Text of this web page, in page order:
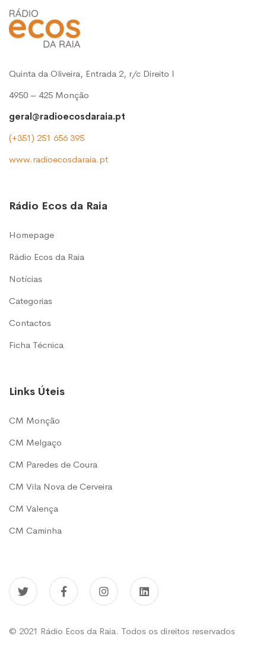
Quinta da Oliveira, Entrada 2, r/c Direito l
4950 – 425 Monção
geral@radioecosdaraia.pt
(+351) 251 656 395
www.radioecosdaraia.pt
Rádio Ecos da Raia
Homepage
Rádio Ecos da Raia
Notícias
Categorias
Contactos
Ficha Técnica
Links Úteis
CM Monção
CM Melgaço
CM Paredes de Coura
CM Vila Nova de Cerveira
CM Valença
CM Caminha
© 2021 Rádio Ecos da Raia. Todos os direitos reservados